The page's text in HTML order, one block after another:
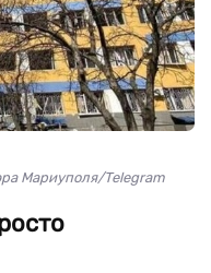
Мариуполя/Telegram